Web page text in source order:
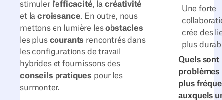
Une forte
crée des
plus
Quels sont
problèmes
plus
auxquels
stimuler l'efficacité, la créativité
et lacroissance. En outre, nous
mettons en lumière lesobstacles
les plus courants rencontrés dans
les configurations de travail
hybrides et fournissons des
conseils pratiques pour les
surmonter.